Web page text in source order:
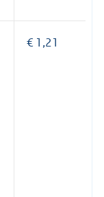
€ 1,21